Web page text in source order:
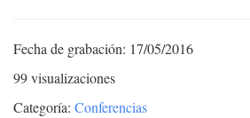
Fecha de grabación: 17/05/2016
99 visualizaciones
Categoría: Conferencias